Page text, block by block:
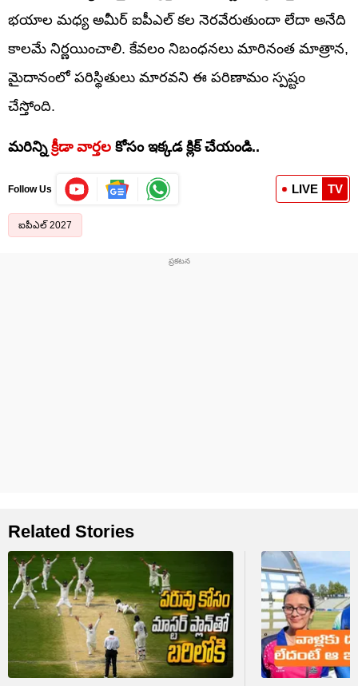
భయాల మధ్య అమీర్ ఐపీఎల్ కల నెరవేరుతుందా లేదా అనేది
కాలమే నిర్ణయించాలి. కేవలం నిబంధనలు మారినంత మాత్రాన,
మైదానంలో పరిస్థితులు మారవని ఈ పరిణామం స్పష్టం
చేస్తోంది.
మరిన్ని క్రీడా వార్తల కోసం ఇక్కడ క్లిక్ చేయండి..
Follow Us LIVE TV
ఐపీఎల్ 2027
Related Stories